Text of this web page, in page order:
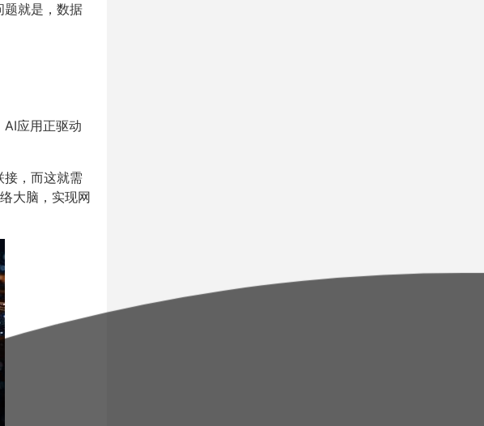
题就是，数据
应用正驱动
，而这就需
大脑，实现网